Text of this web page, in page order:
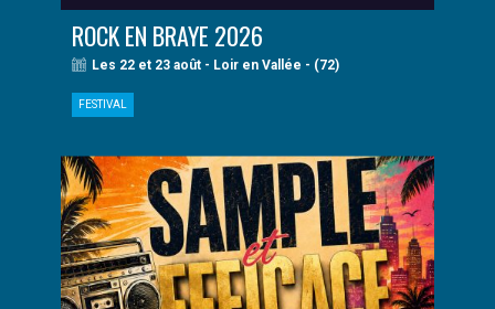
ROCK EN BRAYE 2026
Les 22 et 23 août - Loir en Vallée - (72)
FESTIVAL